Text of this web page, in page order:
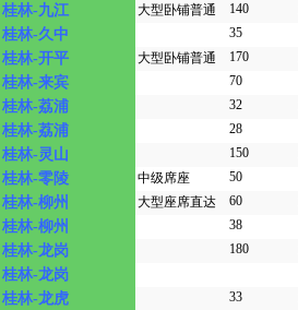
桂林-九江 大型卧铺普通 140
桂林-久中 35
桂林-开平 大型卧铺普通 170
桂林-来宾 70
桂林-荔浦 32
桂林-荔浦 28
桂林-灵山 150
桂林-零陵 中级席座 50
桂林-柳州 大型座席直达 60
桂林-柳州 38
桂林-龙岗 180
桂林-龙岗
桂林-龙虎 33